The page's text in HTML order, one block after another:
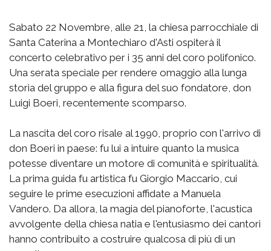
Sabato 22 Novembre, alle 21, la chiesa parrocchiale di
Santa Caterina a Montechiaro d'Asti ospiterà il
concerto celebrativo per i 35 anni del coro polifonico.
Una serata speciale per rendere omaggio alla lunga
storia del gruppo e alla figura del suo fondatore, don
Luigi Boeri, recentemente scomparso.
La nascita del coro risale al 1990, proprio con l'arrivo di
don Boeri in paese: fu lui a intuire quanto la musica
potesse diventare un motore di comunità e spiritualità.
La prima guida fu artistica fu Giorgio Maccario, cui
seguire le prime esecuzioni affidate a Manuela
Vandero. Da allora, la magia del pianoforte, l'acustica
avvolgente della chiesa natia e l'entusiasmo dei cantori
hanno contribuito a costruire qualcosa di più di un